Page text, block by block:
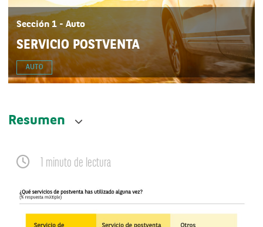
Sección 1 - Auto
SERVICIO POSTVENTA
AUTO
1 minuto de lectura
Resumen